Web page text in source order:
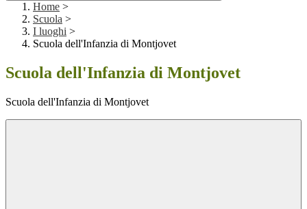
Home >
Scuola >
I luoghi >
Scuola dell'Infanzia di Montjovet
Scuola dell'Infanzia di Montjovet
Scuola dell'Infanzia di Montjovet